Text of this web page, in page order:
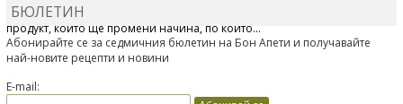
Отскоро Лесафр България стартира предлагането на изцяло нов
продукт, който ще промени начина, по който...
БЮЛЕТИН
Абонирайте се за седмичния бюлетин на Бон Апети и получавайте
най-новите рецепти и новини
E-mail: